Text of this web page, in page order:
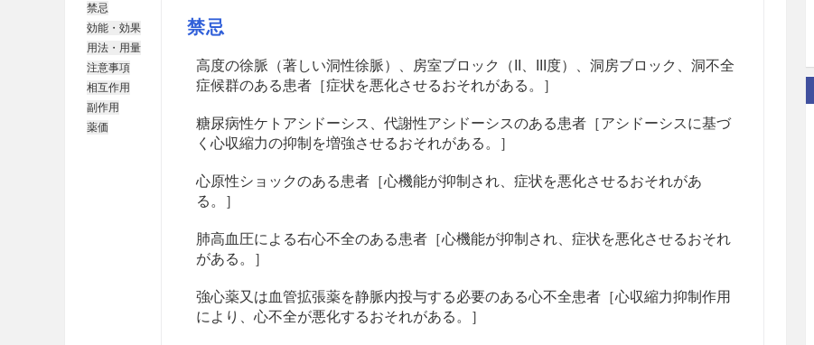
禁忌
効能・効果
用法・用量
注意事項
相互作用
副作用
薬価
禁忌
高度の徐脈（著しい洞性徐脈）、房室ブロック（II、III度）、洞房ブロック、洞不全
症候群のある患者［症状を悪化させるおそれがある。］
糖尿病性ケトアシドーシス、代謝性アシドーシスのある患者［アシドーシスに基づ
く心収縮力の抑制を増強させるおそれがある。］
心原性ショックのある患者［心機能が抑制され、症状を悪化させるおそれがあ
る。］
肺高血圧による右心不全のある患者［心機能が抑制され、症状を悪化させるおそれ
がある。］
強心薬又は血管拡張薬を静脈内投与する必要のある心不全患者［心収縮力抑制作用
により、心不全が悪化するおそれがある。］